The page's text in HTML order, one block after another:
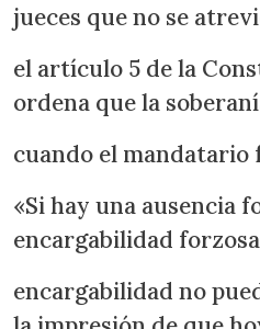
jueces que no se
el artículo 5 de la
ordena que la
cuando el mandatario
«Si hay una ausencia
encargabilidad
encargabilidad no